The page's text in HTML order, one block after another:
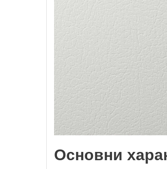
Основни